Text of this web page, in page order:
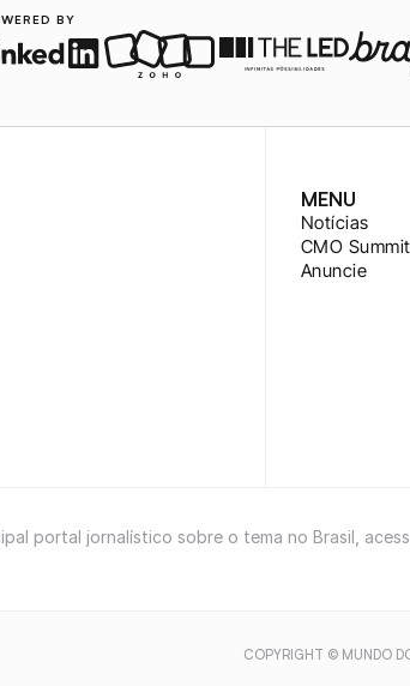
BY
MENU
Notícias
CMO Summit
Anuncie
portal jornalístico sobre o tema no Brasil,
COPYRIGHT © MUNDO